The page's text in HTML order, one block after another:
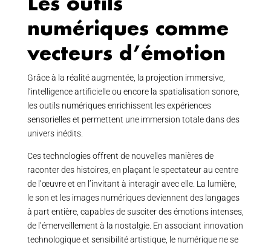
numériques comme
vecteurs d’émotion
Grâce à la réalité augmentée, la projection immersive,
l’intelligence artificielle ou encore la spatialisation sonore,
les outils numériques enrichissent les expériences
sensorielles et permettent une immersion totale dans des
univers inédits.
Ces technologies offrent de nouvelles manières de
raconter des histoires, en plaçant le spectateur au centre
de l’œuvre et en l’invitant à interagir avec elle. La lumière,
le son et les images numériques deviennent des langages
à part entière, capables de susciter des émotions intenses,
de l’émerveillement à la nostalgie. En associant innovation
technologique et sensibilité artistique, le numérique ne se